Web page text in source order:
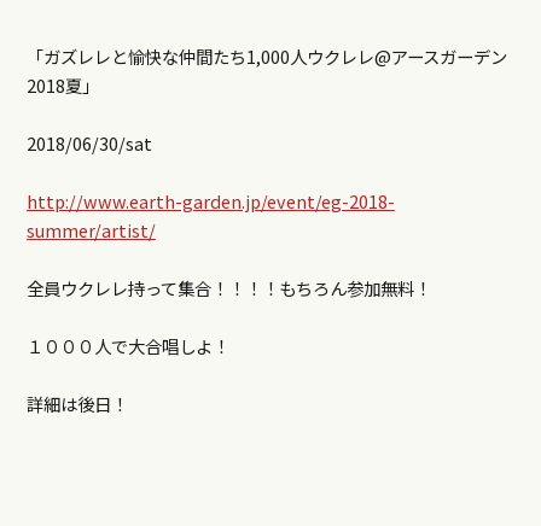
「ガズレレと愉快な仲間たち1,000人ウクレレ@アースガーデン
2018夏」
2018/06/30/sat
http://www.earth-garden.jp/event/eg-2018-
summer/artist/
全員ウクレレ持って集合！！！！もちろん参加無料！
１０００人で大合唱しよ！
詳細は後日！